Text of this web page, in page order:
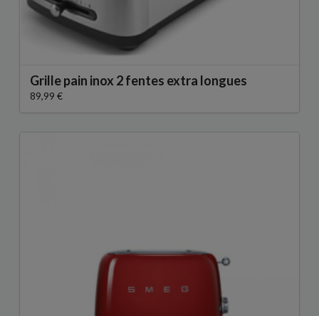
Grille pain inox 2 fentes extra longues
89,99 €